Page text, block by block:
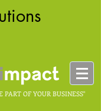
PART OF YOUR BUSINESS"